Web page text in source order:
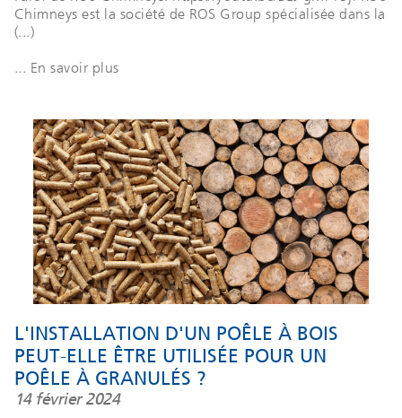
Chimneys est la société de ROS Group spécialisée dans la
(...)
... En savoir plus
L'INSTALLATION D'UN POÊLE À BOIS
PEUT-ELLE ÊTRE UTILISÉE POUR UN
POÊLE À GRANULÉS ?
14 février 2024